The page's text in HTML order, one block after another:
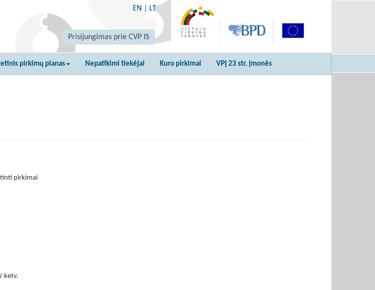
EN LT
Prisijungimas prie CVP IS
pirkimų planas Nepatikimi tiekėjai Kuro pirkimai VPĮ 23 str. įmonės
pirkimai
ketv.